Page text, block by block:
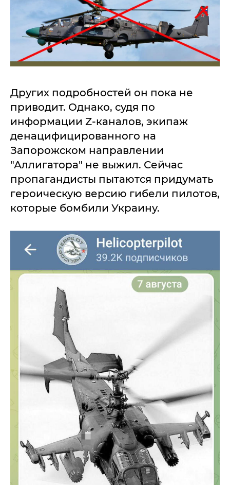
Других подробностей он пока не
приводит. Однако, судя по
информации Z-каналов, экипаж
денацифицированного на
Запорожском направлении
"Аллигатора" не выжил. Сейчас
пропагандисты пытаются придумать
героическую версию гибели пилотов,
которые бомбили Украину.